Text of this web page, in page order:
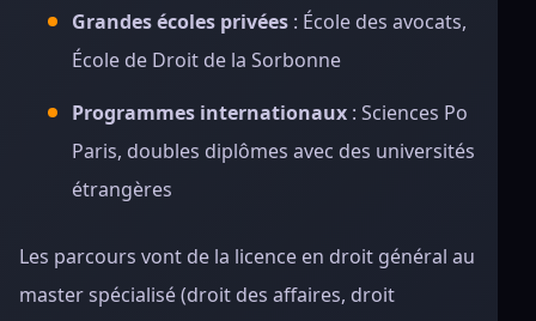
Grandes écoles privées : École des avocats,
École de Droit de la Sorbonne
Programmes internationaux : Sciences Po
Paris, doubles diplômes avec des universités
étrangères
Les parcours vont de la licence en droit général au
master spécialisé (droit des affaires, droit